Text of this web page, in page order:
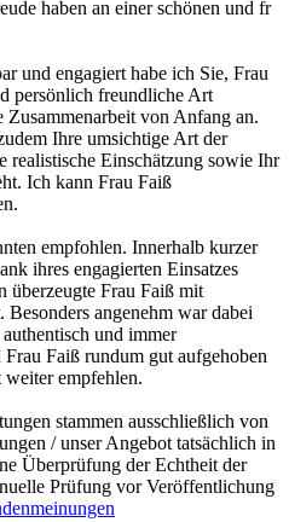
haben an einer schönen und fr
und engagiert habe ich Sie, Frau
persönlich freundliche Art
von Anfang an.
Ihre umsichtige Art der
Einschätzung sowie Ihr
Ich kann Frau Faiß
empfohlen. Innerhalb kurzer
ihres engagierten Einsatzes
überzeugte Frau Faiß mit
angenehm war dabei
und immer
Faiß rundum gut aufgehoben
empfehlen.
stammen ausschließlich von
/ unser Angebot tatsächlich in
Überprüfung der Echtheit der
Prüfung vor Veröffentlichung